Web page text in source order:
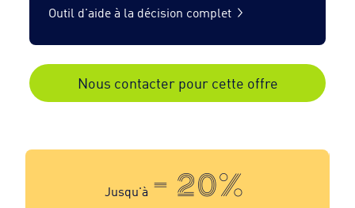
Outil d'aide à la décision complet
Nous contacter pour cette offre
Jusqu'à - 20%